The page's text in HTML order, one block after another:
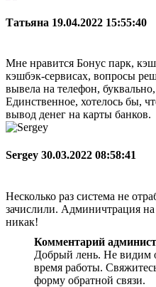
Татьяна 19.04.2022 15:55:40
Мне нравится Бонус парк,
кэшбэк-сервисах, вопросы
вывела на телефон,
Единственное, хотелось бы,
вывод денег на карты банков.
Sergey 30.03.2022 08:58:41
Несколько раз система не
зачислили. Админичтрация на
никак!
Комментарий
Добрый лень. Не видим
время работы.
форму обратной связи.